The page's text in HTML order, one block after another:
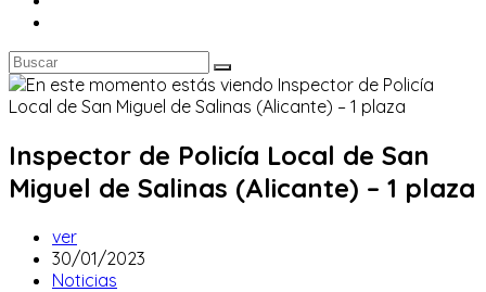
Inspector de Policía Local de San
Miguel de Salinas (Alicante) – 1 plaza
Autor
de
la
ver
Publicación
de
30/01/2023
Categoría
Noticias